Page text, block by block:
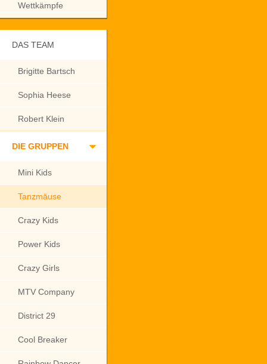
Wettkämpfe
DAS TEAM
Brigitte Bartsch
Sophia Heese
Robert Klein
DIE GRUPPEN
Mini Kids
Tanzmäuse
Crazy Kids
Power Kids
Crazy Girls
MTV Company
District 29
Cool Breaker